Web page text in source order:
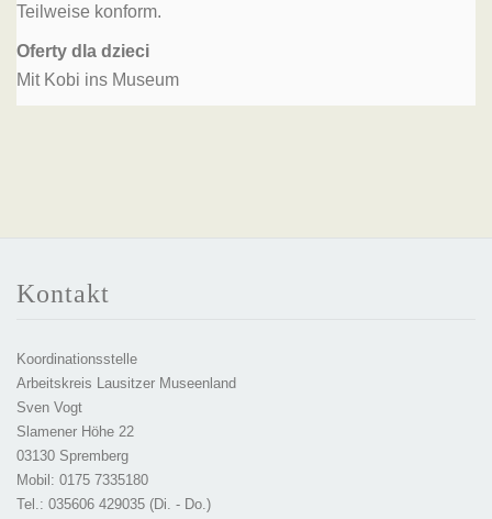
Teilweise konform.
Oferty dla dzieci
Mit Kobi ins Museum
Kontakt
Koordinationsstelle
Arbeitskreis Lausitzer Museenland
Sven Vogt
Slamener Höhe 22
03130 Spremberg
Mobil: 0175 7335180
Tel.: 035606 429035 (Di. - Do.)